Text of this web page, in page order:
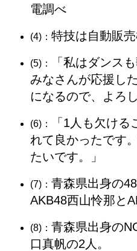
電調べ
(4)： 特技は自動販
(5)：
「私はダンス
みなさんが応援し
になるので、よろ
(6)：
「1人も欠け
れて良かったです
たいです。」
(7)： 青森県出身の
AKB48西山怜那と
(8)： 青森県出身の
口真帆の2人。